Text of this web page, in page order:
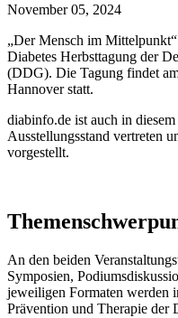
November 05, 2024
„Der Mensch im
Diabetes Herbsttagung der
(DDG). Die Tagung findet
Hannover statt.
diabinfo.de ist auch in
Ausstellungsstand vertreten
vorgestellt.
An den beiden
Symposien,
jeweiligen Formaten werden
Prävention und Therapie der